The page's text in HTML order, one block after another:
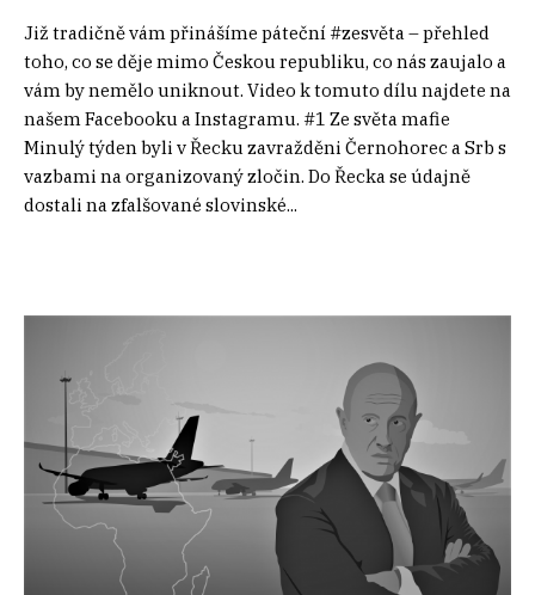
Již tradičně vám přinášíme páteční #zesvěta – přehled
toho, co se děje mimo Českou republiku, co nás zaujalo a
vám by nemělo uniknout. Video k tomuto dílu najdete na
našem Facebooku a Instagramu. #1 Ze světa mafie
Minulý týden byli v Řecku zavražděni Černohorec a Srb s
vazbami na organizovaný zločin. Do Řecka se údajně
dostali na zfalšované slovinské...